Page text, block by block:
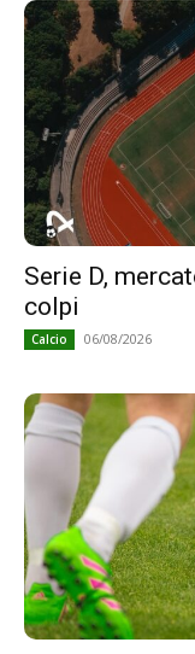
Serie D,
colpi
Calcio 06/08/2026